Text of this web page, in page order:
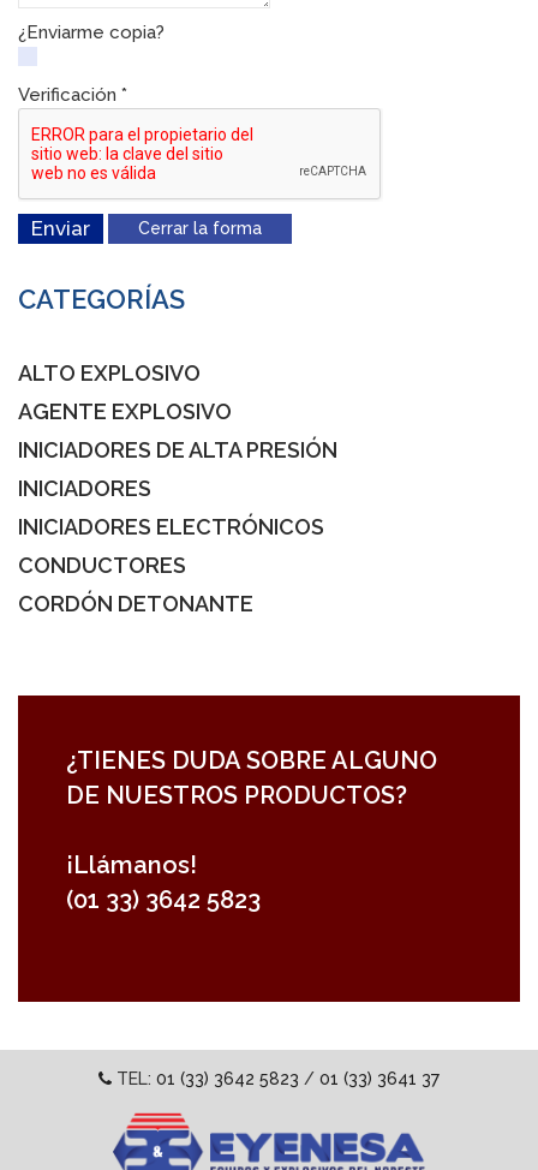
¿Enviarme copia?
Verificación *
Enviar Cerrar la forma
CATEGORÍAS
ALTO EXPLOSIVO
AGENTE EXPLOSIVO
INICIADORES DE ALTA PRESIÓN
INICIADORES
INICIADORES ELECTRÓNICOS
CONDUCTORES
CORDÓN DETONANTE
¿TIENES DUDA SOBRE ALGUNO
DE NUESTROS PRODUCTOS?
¡Llámanos!
(01 33) 3642 5823
TEL: 01 (33) 3642 5823 / 01 (33) 3641 37